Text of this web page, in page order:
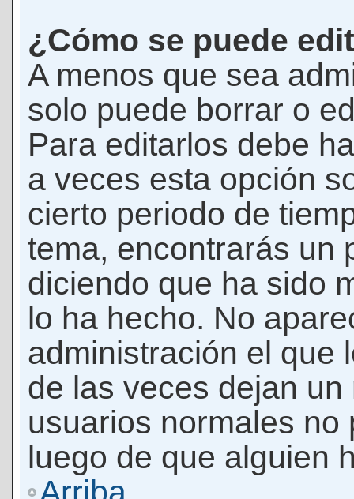
¿Cómo se puede
A menos que sea
solo puede borrar o
Para editarlos debe
a veces esta opción
cierto periodo de
tema, encontrarás un
diciendo que ha sido
lo ha hecho. No
administración el que
de las veces dejan
usuarios normales
luego de que alguien
Arriba